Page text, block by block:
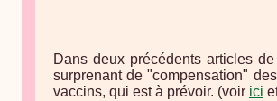
Dans deux précédents articles
surprenant de "compensation"
vaccins, qui est à prévoir. (voir ici